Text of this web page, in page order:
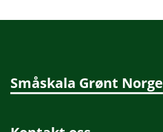
Småskala Grønt Norge